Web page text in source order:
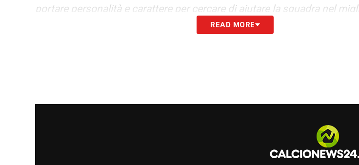
portare personalità e carattere per cercare di aiutare la squadra nel
DIFFERENZA TRA SVIZZERA E ITALIA –«Sono due campionati e paesi
difensori, è un posto dove poter imparare bene la tattica. Io sono
READ MORE